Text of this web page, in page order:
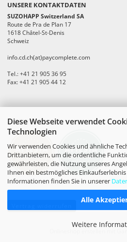
Diese Webseite verwendet
Technologien
Wir verwenden Cookies und ähnliche
Drittanbietern, um die ordentliche
gewährleisten, die Nutzung unseres
Ihnen ein bestmögliches
Informationen finden Sie in unserer
Alle
Weitere
UNSERE KONTAKTDATEN
SUZOHAPP Switzerland SA
Route de Pra de Plan 17
1618 Châtel-St-Denis
Schweiz
info.cd.ch(at)paycomplete.com
Tel.: +41 21 905 36 95
Fax: +41 21 905 44 12
ZERTIFIKATE